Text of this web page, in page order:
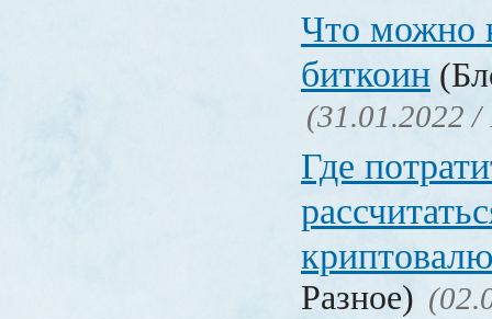
Что можно
биткоин
(31.01.2022 /
Где
Разное)